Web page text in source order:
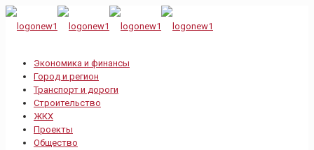
Экономика и финансы
Город и регион
Транспорт и дороги
Строительство
ЖКХ
Проекты
Общество